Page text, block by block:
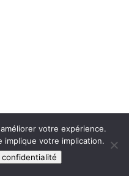
votre expérience.
implique votre implication.
confidentialité